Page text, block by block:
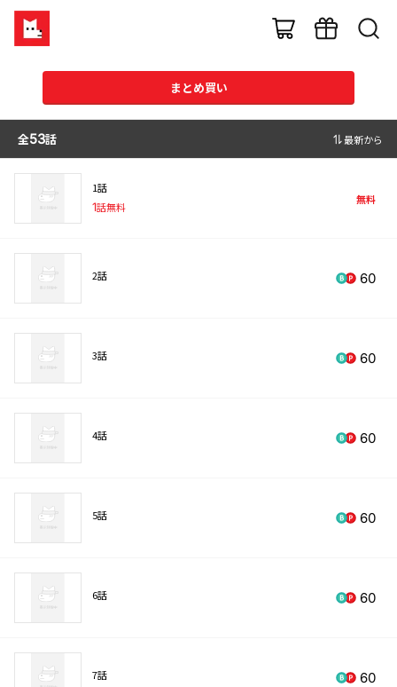
まとめ買い
全53話 最新から
1話
1話無料
無料
2話 60
3話 60
4話 60
5話 60
6話 60
7話 60